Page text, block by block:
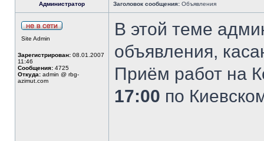
Администратор Заголовок сообщения: Объявления
Site Admin
Зарегистрирован: 08.01.2007
11:46
Сообщения: 4725
Откуда: admin @ rbg-
azimut.com
В этой теме
объявления,
Приём работ на
17:00 по